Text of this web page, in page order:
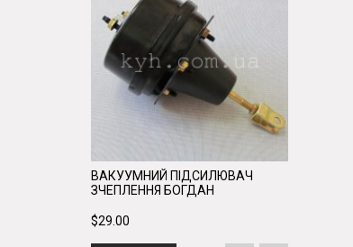
ВАКУУМНИЙ ПІДСИЛЮВАЧ
ЗЧЕПЛЕННЯ БОГДАН
$29.00